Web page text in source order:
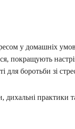
у домашніх
покращують
для боротьби зі
дихальні практики